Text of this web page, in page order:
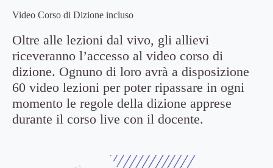
Video Corso di Dizione incluso
Oltre alle lezioni dal vivo, gli allievi
riceveranno l’accesso al video corso di
dizione. Ognuno di loro avrà a disposizione
60 video lezioni per poter ripassare in ogni
momento le regole della dizione apprese
durante il corso live con il docente.